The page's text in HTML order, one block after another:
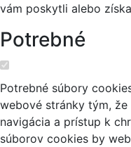
vám poskytli alebo
Potrebné
Potrebné súbory
webové stránky tým,
navigácia a prístup k
súborov cookies by